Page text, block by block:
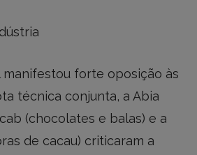
manifestou forte oposição às
técnica conjunta, a Abia
(chocolates e balas) e a
de cacau) criticaram a